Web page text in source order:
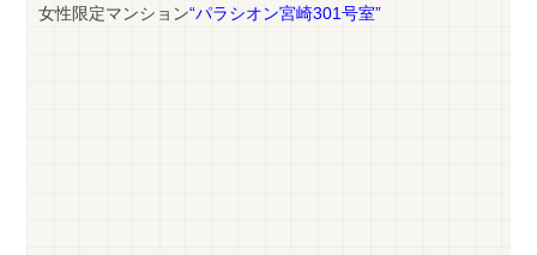
女性限定マンション“パラシオン宮崎301号室”